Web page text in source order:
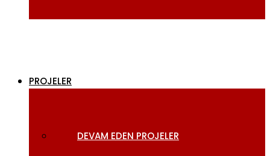
PROJELER
DEVAM EDEN PROJELER